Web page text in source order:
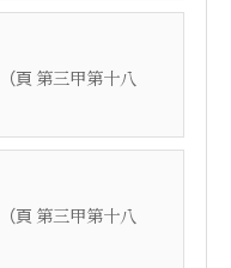
（頁 第三甲第十八
（頁 第三甲第十八